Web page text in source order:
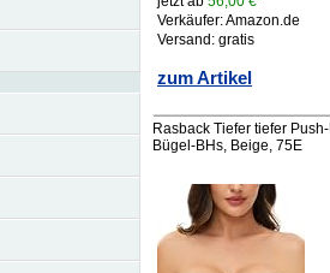
Verkäufer: Amazon.de
Versand: gratis
zum Artikel
Rasback Tiefer tiefer
Bügel-BHs, Beige, 75E